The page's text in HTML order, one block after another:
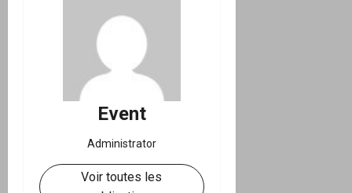
Event
Administrator
Voir toutes les